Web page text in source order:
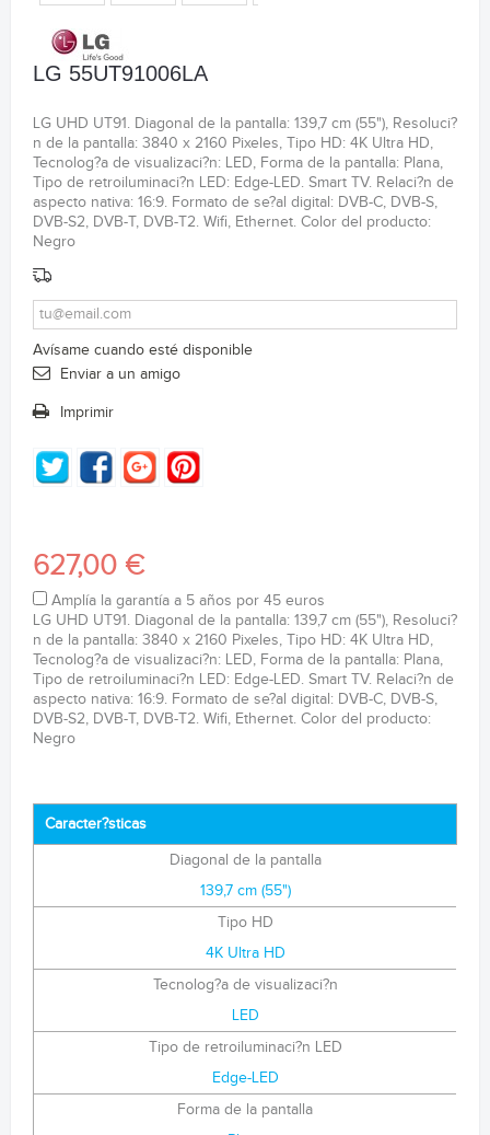
LG 55UT91006LA
LG UHD UT91. Diagonal de la pantalla: 139,7 cm (55"), Resoluci?
n de la pantalla: 3840 x 2160 Pixeles, Tipo HD: 4K Ultra HD,
Tecnolog?a de visualizaci?n: LED, Forma de la pantalla: Plana,
Tipo de retroiluminaci?n LED: Edge-LED. Smart TV. Relaci?n de
aspecto nativa: 16:9. Formato de se?al digital: DVB-C, DVB-S,
DVB-S2, DVB-T, DVB-T2. Wifi, Ethernet. Color del producto:
Negro
Avísame cuando esté disponible
Enviar a un amigo
Imprimir
627,00 €
Amplía la garantía a 5 años por 45 euros
LG UHD UT91. Diagonal de la pantalla: 139,7 cm (55"), Resoluci?
n de la pantalla: 3840 x 2160 Pixeles, Tipo HD: 4K Ultra HD,
Tecnolog?a de visualizaci?n: LED, Forma de la pantalla: Plana,
Tipo de retroiluminaci?n LED: Edge-LED. Smart TV. Relaci?n de
aspecto nativa: 16:9. Formato de se?al digital: DVB-C, DVB-S,
DVB-S2, DVB-T, DVB-T2. Wifi, Ethernet. Color del producto:
Negro
Caracter?sticas
Diagonal de la pantalla
139,7 cm (55")
Tipo HD
4K Ultra HD
Tecnolog?a de visualizaci?n
LED
Tipo de retroiluminaci?n LED
Edge-LED
Forma de la pantalla